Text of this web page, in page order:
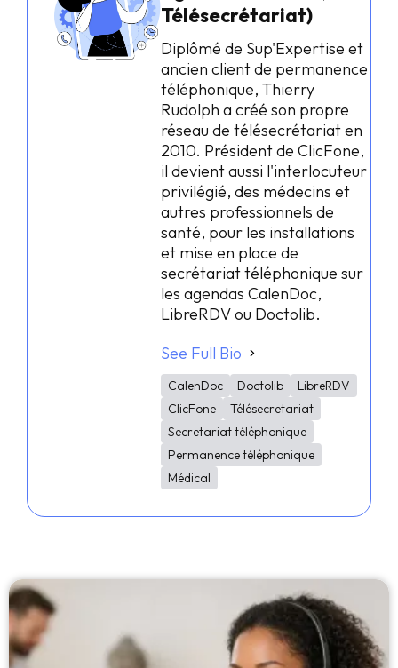
Télésecrétariat)
Diplômé de Sup'Expertise et
ancien client de permanence
téléphonique, Thierry
Rudolph a créé son propre
réseau de télésecrétariat en
2010. Président de ClicFone,
il devient aussi l'interlocuteur
privilégié, des médecins et
autres professionnels de
santé, pour les installations
et mise en place de
secrétariat téléphonique sur
les agendas CalenDoc,
LibreRDV ou Doctolib.
See Full Bio
CalenDoc Doctolib
LibreRDV
ClicFone
Télésecretariat
Secretariat téléphonique
Permanence téléphonique
Médical